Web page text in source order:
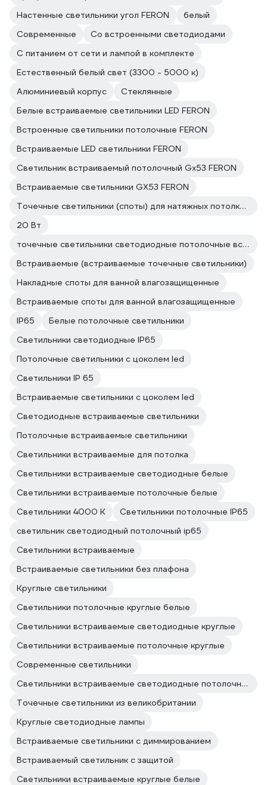
Настенные светильники угол FERON
белый
Современные
Со встроенными светодиодами
С питанием от сети и лампой в комплекте
Естественный белый свет (3300 - 5000 к)
Алюминиевый корпус
Стеклянные
Белые встраиваемые светильники LED FERON
Встроенные светильники потолочные FERON
Встраиваемые LED светильники FERON
Светильник встраиваемый потолочный Gx53 FERON
Встраиваемые светильники GX53 FERON
Точечные светильники (споты) для натяжных потолков FERON
20 Вт
точечные светильники светодиодные потолочные встраиваемые FERON
Встраиваемые (встраиваемые точечные светильники)
Накладные споты для ванной влагозащищенные
Встраиваемые споты для ванной влагозащищенные
IP65
Белые потолочные светильники
Светильники светодиодные IP65
Потолочные светильники с цоколем led
Светильники IP 65
Встраиваемые светильники с цоколем led
Светодиодные встраиваемые светильники
Потолочные встраиваемые светильники
Светильники встраиваемые для потолка
Светильники встраиваемые светодиодные белые
Светильники встраиваемые потолочные белые
Светильники 4000 К
Светильники потолочные IP65
светильник светодиодный потолочный ip65
Светильники встраиваемые
Встраиваемые светильники без плафона
Круглые светильники
Светильники потолочные круглые белые
Светильники встраиваемые светодиодные круглые
Светильники встраиваемые потолочные круглые
Современные светильники
Светильники встраиваемые светодиодные потолочные круглые
Точечные светильники из великобритании
Круглые светодиодные лампы
Встраиваемые светильники с диммированием
Встраиваемый светильник с защитой
Светильники встраиваемые круглые белые